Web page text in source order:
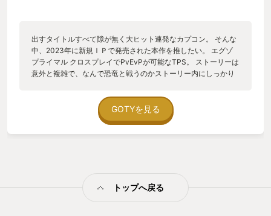
出すタイトルすべて隙が無く大ヒット連発なカプコン。 そんな
中、2023年に新規ＩＰで発売された本作を推したい。 エグゾ
プライマル クロスプレイでPvEvPが可能なTPS。 ストーリーは
意外と複雑で、なんで恐竜と戦うのかストーリー内にしっかり
ばれ防止） アタッカー・タンク・ヒーラー３つのロールを使い
わけることが重要で、戦闘中でもロールを切り替えることがで
きるので、雑魚が多い時はアタッカーだけど大型恐竜が来たと
事で読んだけど、カプコンさんはモンハンなどをクロスプレイ
GOTYを見る
トップへ戻る